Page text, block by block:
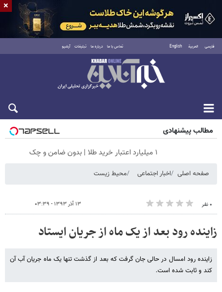
فارسی العربية English تماس با ما درباره ما تبلیغات آرشیو
جمعه ۱۶ مرداد ۱۴۰۵
مطالب پیشنهادی
۱ میلیارد اعتبار خرید طلا | بدون ضامن و چک
صفحه اصلی اخبار اجتماعی محیط زیست
۰ نفر ۱۳ آذر ۱۳۹۳ - ۰۳:۳۹
زاینده رود بعد از یک ماه از جریان ایستاد
زاینده رود امسال در حالی جان گرفت که بعد از گذشت تنها یک ماه جریان آب آن
کند و ثابت شده است.
×